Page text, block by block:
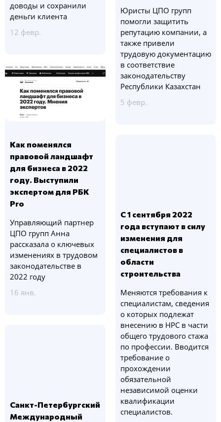
доводы и сохранили
деньги клиента
12 февр.
Юристы ЦПО групп
помогли защитить
репутацию компании, а
также привели
трудовую документацию
в соответствие
законодательству
Республики Казахстан
5 февр.
Как поменялся
правовой ландшафт
для бизнеса в 2022
году. Выступили
экспертом для РБК
Pro
Управляющий партнер
ЦПО групп Анна
рассказала о ключевых
изменениях в трудовом
законодательстве в
2022 году
16 янв.
С 1 сентября 2022
года вступают в силу
изменения для
специалистов в
области
строительства
Меняются требования к
специалистам, сведения
о которых подлежат
внесению в НРС в части
общего трудового стажа
по профессии. Вводится
требование о
прохождении
обязательной
независимой оценки
квалификации
специалистов.
Санкт-Петербургский
Международный